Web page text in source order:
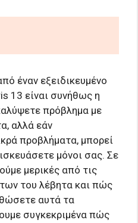
έναν εξειδικευμένο
13 είναι συνήθως η
πρόβλημα με
αλλά εάν
προβλήματα, μπορεί
μόνοι σας. Σε
μερικές από τις
του λέβητα και πώς
αυτά τα
συγκεκριμένα πώς